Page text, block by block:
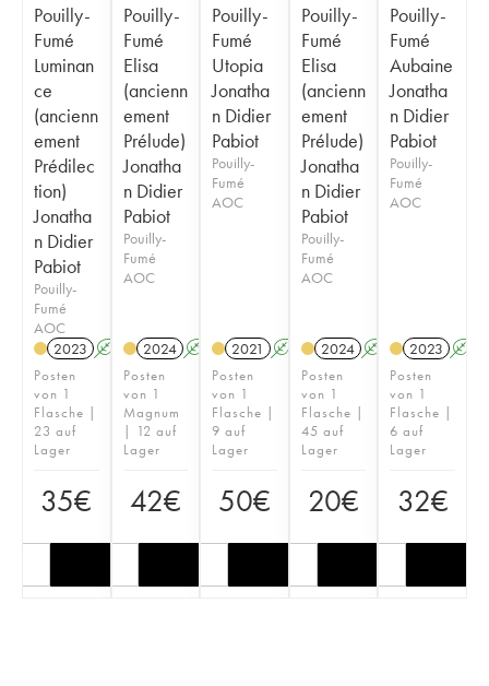
Pouilly-
Fumé
Luminan
ce
(ancienn
ement
Prédilec
tion)
Jonatha
n Didier
Pabiot
Pouilly-
Fumé
AOC
2023 A
Posten
von 1
Flasche |
23 auf
Lager
35€
Pouilly-
Fumé
Elisa
(ancienn
ement
Prélude)
Jonatha
n Didier
Pabiot
Pouilly-
Fumé
AOC
2024 A
Posten
von 1
Magnum
| 12 auf
Lager
42€
Pouilly-
Fumé
Utopia
Jonatha
n Didier
Pabiot
Pouilly-
Fumé
AOC
2021 A
Posten
von 1
Flasche |
9 auf
Lager
50€
Pouilly-
Fumé
Elisa
(ancienn
ement
Prélude)
Jonatha
n Didier
Pabiot
Pouilly-
Fumé
AOC
2024 A
Posten
von 1
Flasche |
45 auf
Lager
20€
Pouilly-
Fumé
Aubaine
Jonatha
n Didier
Pabiot
Pouilly-
Fumé
AOC
2023 A
Posten
von 1
Flasche |
6 auf
Lager
32€